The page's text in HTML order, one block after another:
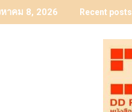
หาคม 8, 2026 Recent posts